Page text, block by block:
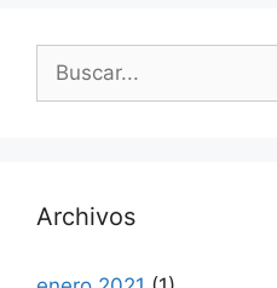
Buscar:
Archivos